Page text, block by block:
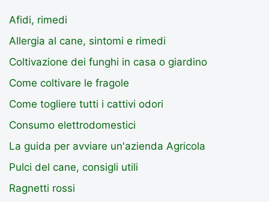
Afidi, rimedi
Allergia al cane, sintomi e rimedi
Coltivazione dei funghi in casa o giardino
Come coltivare le fragole
Come togliere tutti i cattivi odori
Consumo elettrodomestici
La guida per avviare un'azienda Agricola
Pulci del cane, consigli utili
Ragnetti rossi